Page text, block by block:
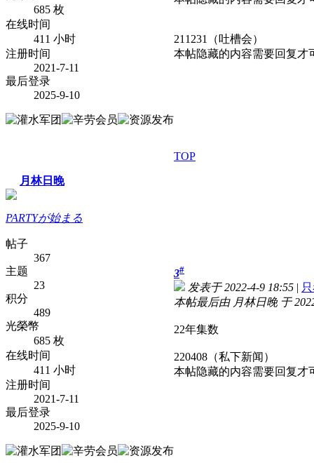
685 枚
在线时间
411 小时
注册时间
2021-7-11
最后登录
2025-9-10
211231（吐槽会）
本帖隐藏的内容需要回复才
TOP
月林日晚
PARTYが始まる
帖子
367
主题
23
积分
489
光榮幣
685 枚
在线时间
411 小时
注册时间
2021-7-11
最后登录
2025-9-10
3#
发表于 2022-4-9 18:55 |
本帖最后由 月林日晚 于
22年集数
220408（私下新闻）
本帖隐藏的内容需要回复才